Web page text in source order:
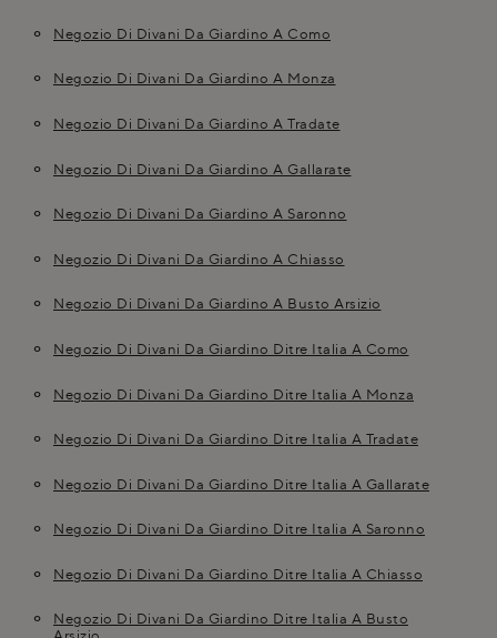
Negozio Di Divani Da Giardino A Como
Negozio Di Divani Da Giardino A Monza
Negozio Di Divani Da Giardino A Tradate
Negozio Di Divani Da Giardino A Gallarate
Negozio Di Divani Da Giardino A Saronno
Negozio Di Divani Da Giardino A Chiasso
Negozio Di Divani Da Giardino A Busto Arsizio
Negozio Di Divani Da Giardino Ditre Italia A Como
Negozio Di Divani Da Giardino Ditre Italia A Monza
Negozio Di Divani Da Giardino Ditre Italia A Tradate
Negozio Di Divani Da Giardino Ditre Italia A Gallarate
Negozio Di Divani Da Giardino Ditre Italia A Saronno
Negozio Di Divani Da Giardino Ditre Italia A Chiasso
Negozio Di Divani Da Giardino Ditre Italia A Busto